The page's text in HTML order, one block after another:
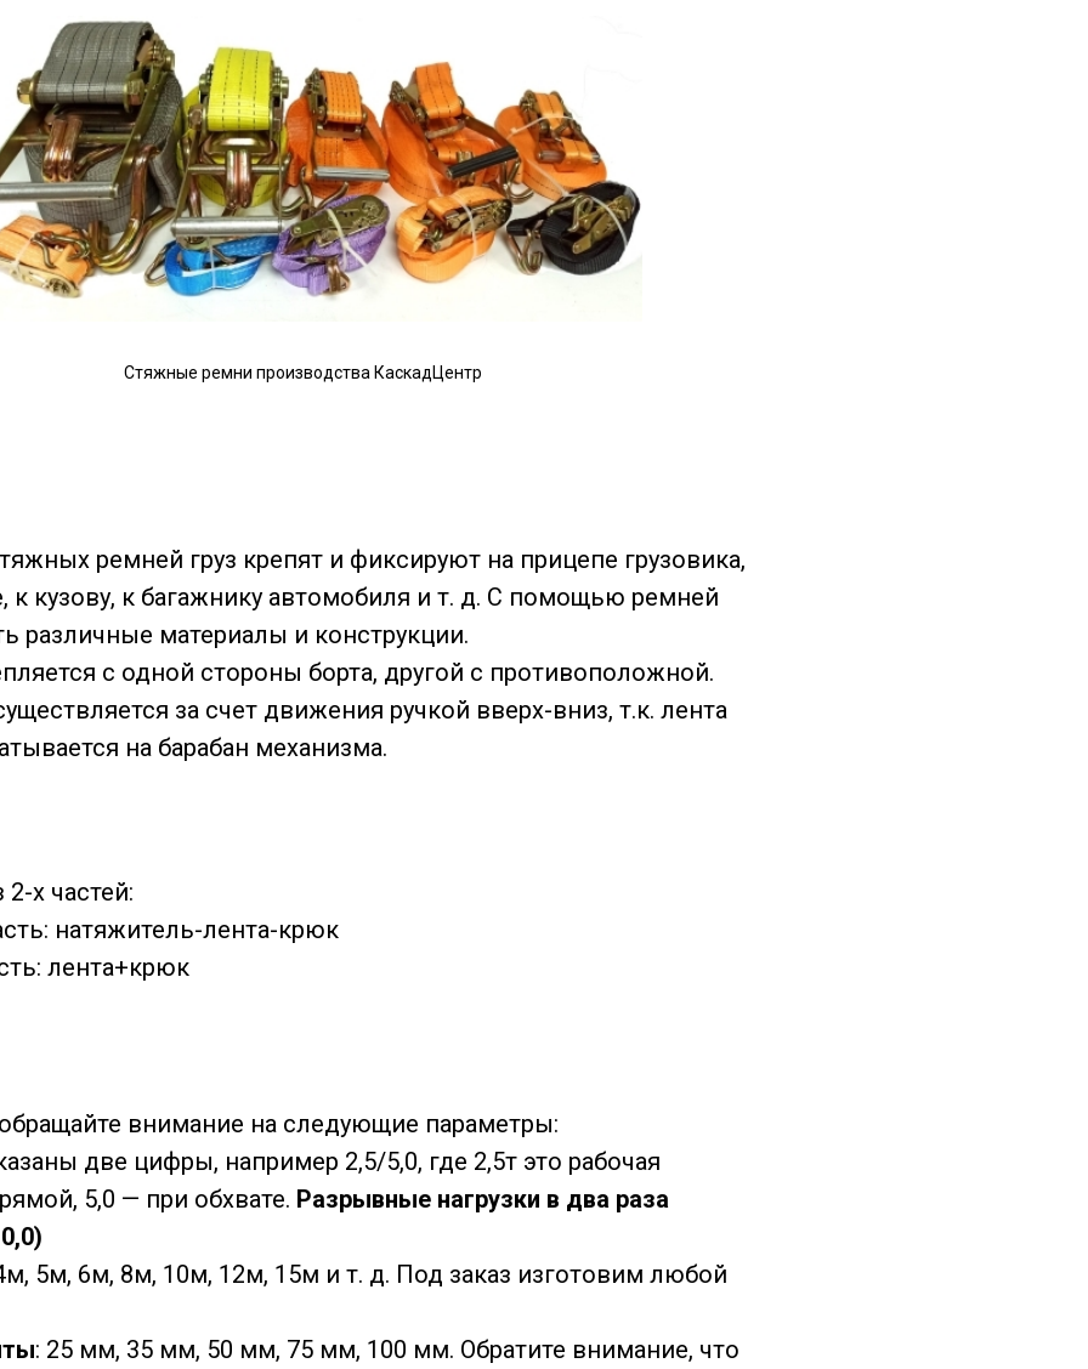
Стяжные ремни производства КаскадЦентр
ремней груз крепят и фиксируют на прицепе грузовика,
к кузову, к багажнику автомобиля и т. д. С помощью ремней
различные материалы и конструкции.
с одной стороны борта, другой с противоположной.
за счет движения ручкой вверх-вниз, т.к. лента
на барабан механизма.
х частей:
натяжитель-лента-крюк
лента+крюк
внимание на следующие параметры:
две цифры, например 2,5/5,0, где 2,5т это рабочая
5,0 — при обхвате. Разрывные нагрузки в два раза
5м, 6м, 8м, 10м, 12м, 15м и т. д. Под заказ изготовим любой
: 25 мм, 35 мм, 50 мм, 75 мм, 100 мм. Обратите внимание, что